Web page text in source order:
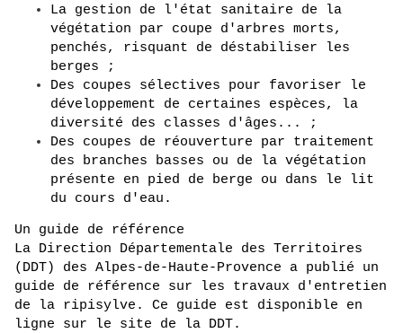
La gestion de l'état sanitaire de la
végétation par coupe d'arbres morts,
penchés, risquant de déstabiliser les
berges ;
Des coupes sélectives pour favoriser le
développement de certaines espèces, la
diversité des classes d'âges... ;
Des coupes de réouverture par traitement
des branches basses ou de la végétation
présente en pied de berge ou dans le lit
du cours d'eau.
Un guide de référence
La Direction Départementale des Territoires
(DDT) des Alpes-de-Haute-Provence a publié un
guide de référence sur les travaux d'entretien
de la ripisylve. Ce guide est disponible en
ligne sur le site de la DDT.